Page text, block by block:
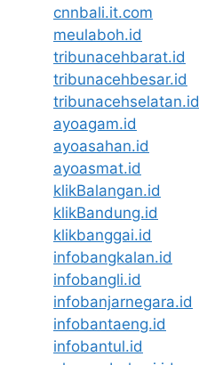
cnnbali.it.com
meulaboh.id
tribunacehbarat.id
tribunacehbesar.id
tribunacehselatan.id
ayoagam.id
ayoasahan.id
ayoasmat.id
klikBalangan.id
klikBandung.id
klikbanggai.id
infobangkalan.id
infobangli.id
infobanjarnegara.id
infobantaeng.id
infobantul.id